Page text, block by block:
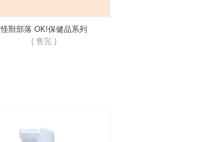
怪獸部落 OK!保健品系列
( 售完 )